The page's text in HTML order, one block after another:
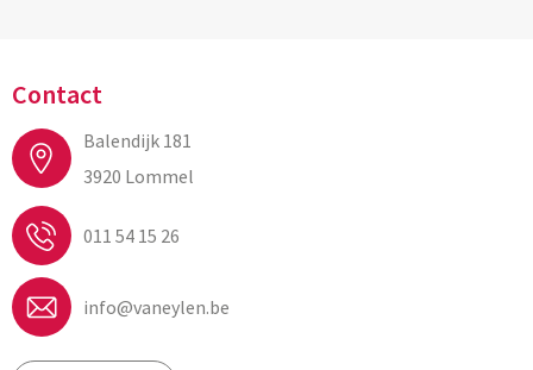
Contact
Balendijk 181
3920 Lommel
011 54 15 26
info@vaneylen.be